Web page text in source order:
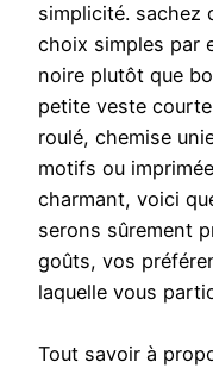
simplicité. sachez
choix simples par
noire plutôt que
petite veste
roulé, chemise
motifs ou
charmant, voici
serons sûrement
goûts, vos
laquelle vous
Tout savoir à